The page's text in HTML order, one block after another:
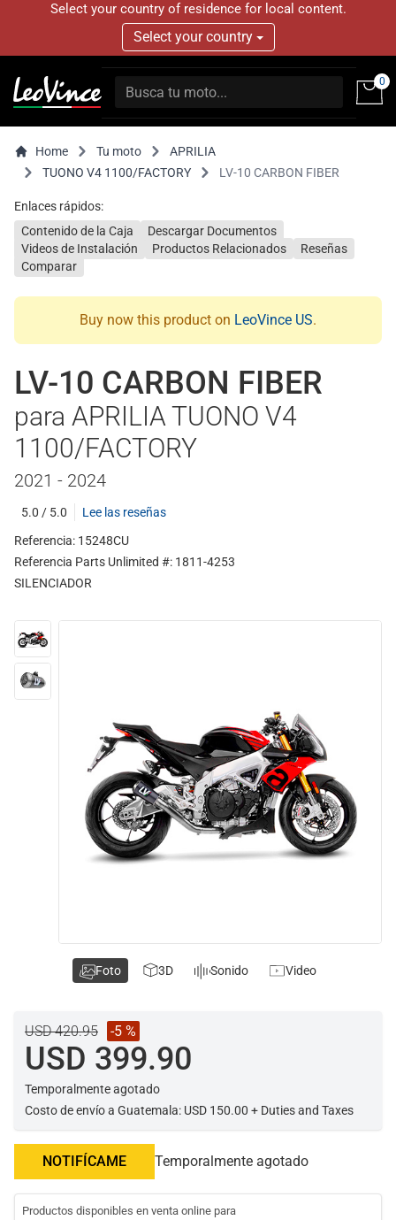
Select your country of residence for local content.
Select your country
0
Home Tu moto
APRILIA
TUONO V4 1100/FACTORY
LV-10 CARBON FIBER
Enlaces rápidos:
Contenido de la Caja
Descargar Documentos
Videos de Instalación
Productos Relacionados
Reseñas
Comparar
Buy now this product on LeoVince US.
LV-10 CARBON FIBER
para APRILIA TUONO V4
1100/FACTORY
2021 - 2024
5.0 / 5.0
Lee las reseñas
Referencia: 15248CU
Referencia Parts Unlimited #: 1811-4253
SILENCIADOR
USD 420.95 -5 %
USD 399.90
Temporalmente agotado
Costo de envío a Guatemala: USD 150.00 + Duties and Taxes
NOTIFÍCAME Temporalmente agotado
Productos disponibles en venta online para
Foto 3D Sonido Video